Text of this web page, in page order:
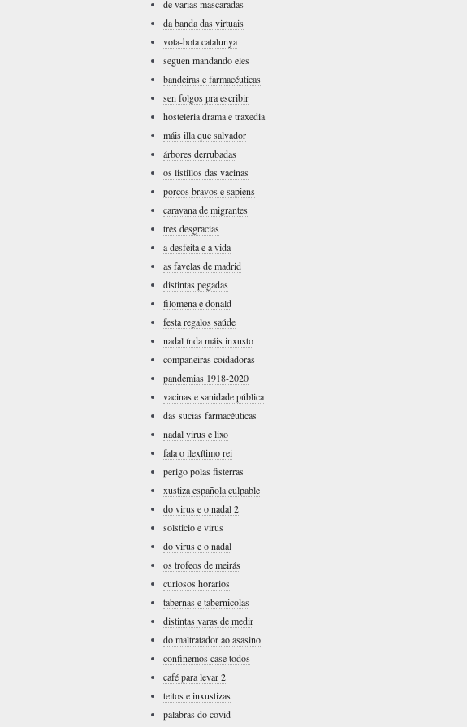
de varias mascaradas
da banda das virtuais
vota-bota catalunya
seguen mandando eles
bandeiras e farmacéuticas
sen folgos pra escribir
hosteleria drama e traxedia
máis illa que salvador
árbores derrubadas
os listillos das vacinas
porcos bravos e sapiens
caravana de migrantes
tres desgracias
a desfeita e a vida
as favelas de madrid
distintas pegadas
filomena e donald
festa regalos saúde
nadal índa máis inxusto
compañeiras coidadoras
pandemias 1918-2020
vacinas e sanidade pública
das sucias farmacéuticas
nadal virus e lixo
fala o ilexítimo rei
perigo polas fisterras
xustiza española culpable
do virus e o nadal 2
solsticio e virus
do virus e o nadal
os trofeos de meirás
curiosos horarios
tabernas e tabernicolas
distintas varas de medir
do maltratador ao asasino
confinemos case todos
café para levar 2
teitos e inxustizas
palabras do covid